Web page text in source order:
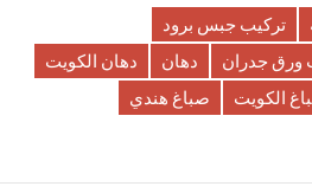
تركيب جبس برود
ورق جدران دهان
دهان الكويت
الكويت
صباغ هندي